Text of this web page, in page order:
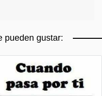
pueden gustar: